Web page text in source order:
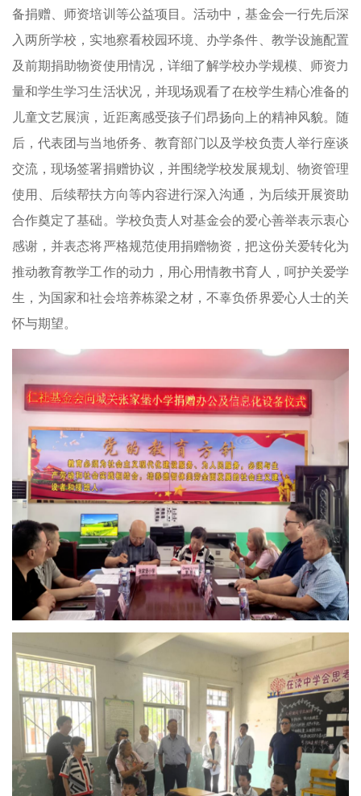
备捐赠、师资培训等公益项目。活动中，基金会一行先后深
入两所学校，实地察看校园环境、办学条件、教学设施配置
及前期捐助物资使用情况，详细了解学校办学规模、师资力
量和学生学习生活状况，并现场观看了在校学生精心准备的
儿童文艺展演，近距离感受孩子们昂扬向上的精神风貌。随
后，代表团与当地侨务、教育部门以及学校负责人举行座谈
交流，现场签署捐赠协议，并围绕学校发展规划、物资管理
使用、后续帮扶方向等内容进行深入沟通，为后续开展资助
合作奠定了基础。学校负责人对基金会的爱心善举表示衷心
感谢，并表态将严格规范使用捐赠物资，把这份关爱转化为
推动教育教学工作的动力，用心用情教书育人，呵护关爱学
生，为国家和社会培养栋梁之材，不辜负侨界爱心人士的关
怀与期望。